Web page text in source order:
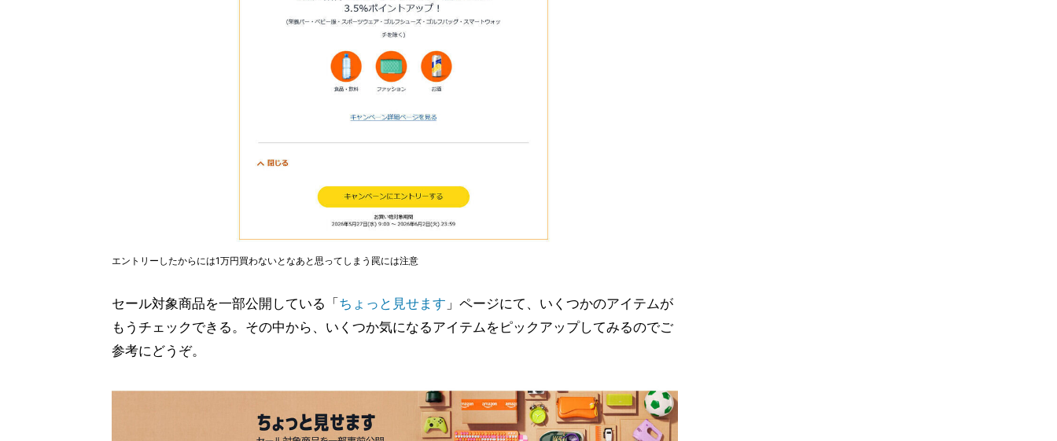
エントリーしたからには1万円買わないとなあと思ってしまう罠には注意
セール対象商品を一部公開している「 ちょっと見せます 」ページにて、いくつかのアイテムが
もうチェックできる。その中から、いくつか気になるアイテムをピックアップしてみるのでご
参考にどうぞ。